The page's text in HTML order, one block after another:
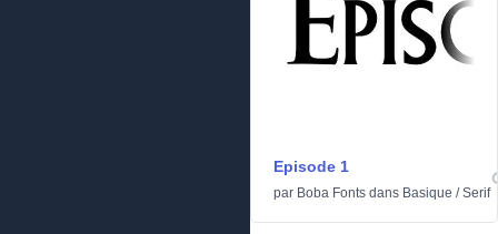
Episode 1
par Boba Fonts dans Basique /Serif